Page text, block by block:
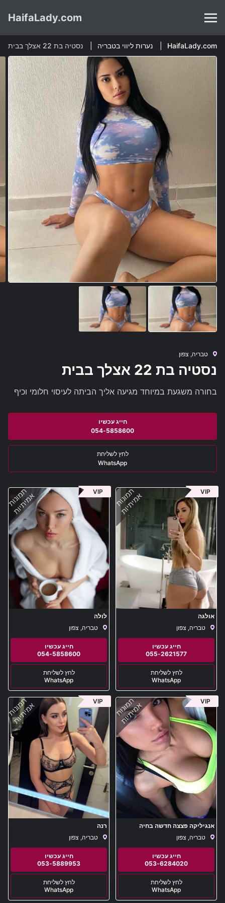
HaifaLady.com
HaifaLady.com נערות ליווי בטבריה נסטיה בת 22 אצלך בבית
טבריה, צפון
נסטיה בת 22 אצלך בבית
בחורה משגעת במיוחד מגיעה אליך הביתה לעיסוי חלומי וכיף
054-5858600
WhatsApp
תמונות
אמיתיות VIP
אולגה
טבריה, צפון
055-2621577
WhatsApp
תמונות
אמיתיות VIP
לולה
טבריה, צפון
054-5858600
WhatsApp
תמונות
אמיתיות VIP
אנגיליקה פצצה חדשה בחיה
טבריה, צפון
053-6284020
WhatsApp
תמונות
אמיתיות VIP
רנה
טבריה, צפון
053-5889953
WhatsApp